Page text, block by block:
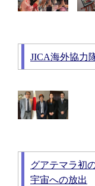
JICA海外協力
グアテマラ初
宇宙への放出